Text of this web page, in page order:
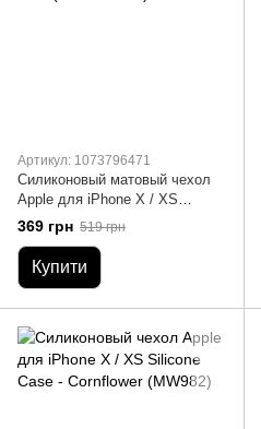
Артикул: 1073796471
Силиконовый матовый чехол
Apple для iPhone X / XS
Silicone Case - Denim Blue
(MRG22LL/A)
369 грн 519 грн
Купити